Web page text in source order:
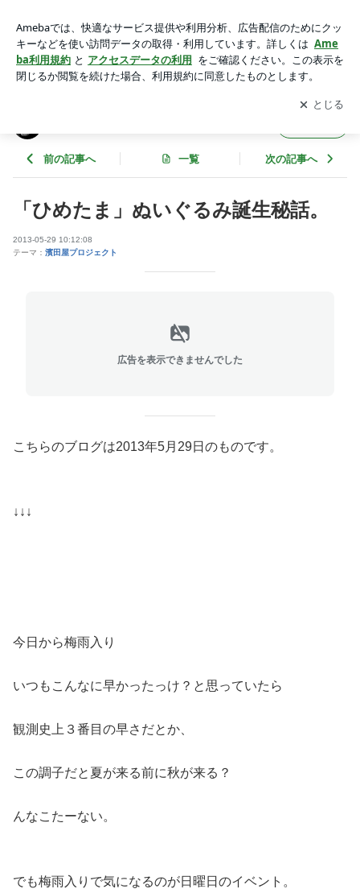
田陽一のブログ
アプリをダウンロードして ブログの更新通知
を受け取りまし
ょう。
開く
前の記事へ 一覧 次の記事へ
「ひめたま」ぬいぐるみ誕生秘話。
2013-05-29 10:12:08
テーマ： 濱田屋プロジェクト
広告を表示できませんでした
こちらのブログは2013年5月29日のものです。
↓↓↓
今日から梅雨入り
いつもこんなに早かったっけ？と思っていたら
観測史上３番目の早さだとか、
この調子だと夏が来る前に秋が来る？
んなこたーない。
でも梅雨入りで気になるのが日曜日のイベント。